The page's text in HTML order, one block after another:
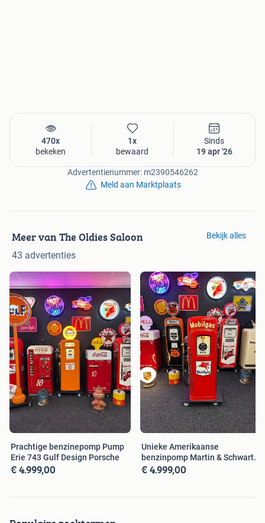
470x
bekeken
1x
bewaard
Sinds
19 apr '26
Advertentienummer: m2390546262
Meld aan Marktplaats
Meer van The Oldies Saloon
43 advertenties
Bekijk alles
Prachtige benzinepomp Pump
Erie 743 Gulf Design Porsche
€ 4.999,00
Unieke Amerikaanse
benzinpomp Martin & Schwartz
80 Mobilgas
€ 4.999,00